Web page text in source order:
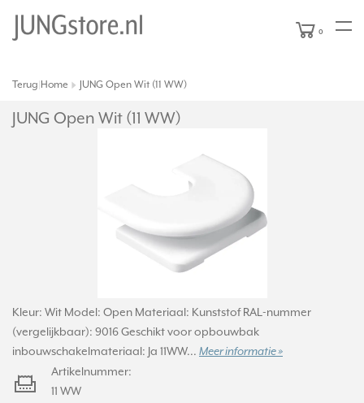
0
Terug Home JUNG Open Wit (11 WW)
JUNG Open Wit (11 WW)
Kleur: Wit Model: Open Materiaal: Kunststof RAL-nummer
(vergelijkbaar): 9016 Geschikt voor opbouwbak
inbouwschakelmateriaal: Ja 11WW... Meer informatie »
Artikelnummer:
11 WW